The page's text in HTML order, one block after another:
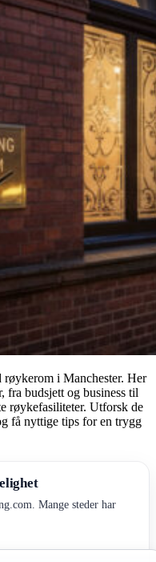
i Manchester. Her
fra budsjett og business til
røykefasiliteter. Utforsk de
få nyttige tips for en trygg
Mange steder har